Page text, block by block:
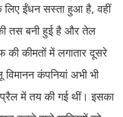
लिए ईंधन सस्ता हुआ है, वहीं
तस बनी हुई है और तेल
की कीमतों में लगातार दूसरे
कंपनियां अभी भी
में तय की गई थीं। इसका